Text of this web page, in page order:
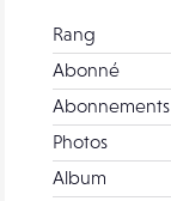
Rang
Abonné
Abonnements
Photos
Album